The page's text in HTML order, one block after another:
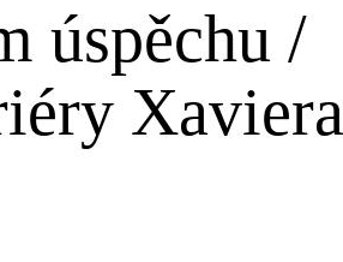
úspěchu /
Xaviera